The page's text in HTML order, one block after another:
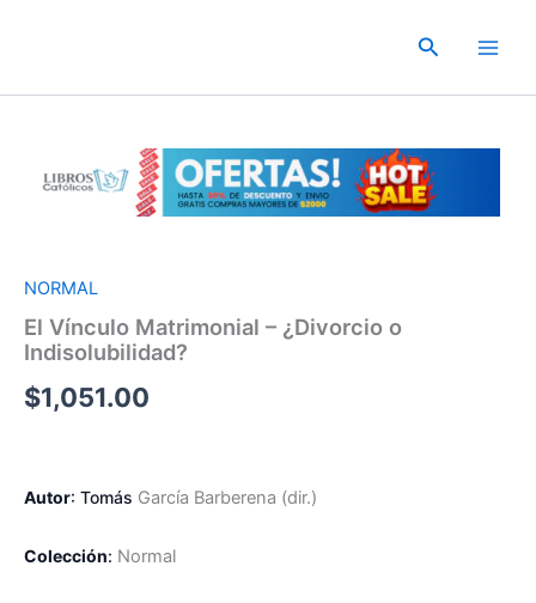
Buscar
NORMAL
El Vínculo Matrimonial – ¿Divorcio o
Indisolubilidad?
$1,051.00
Autor: Tomás García Barberena (dir.)
Colección: Normal